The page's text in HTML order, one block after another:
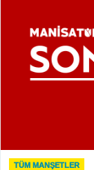
TÜM MANŞETLER